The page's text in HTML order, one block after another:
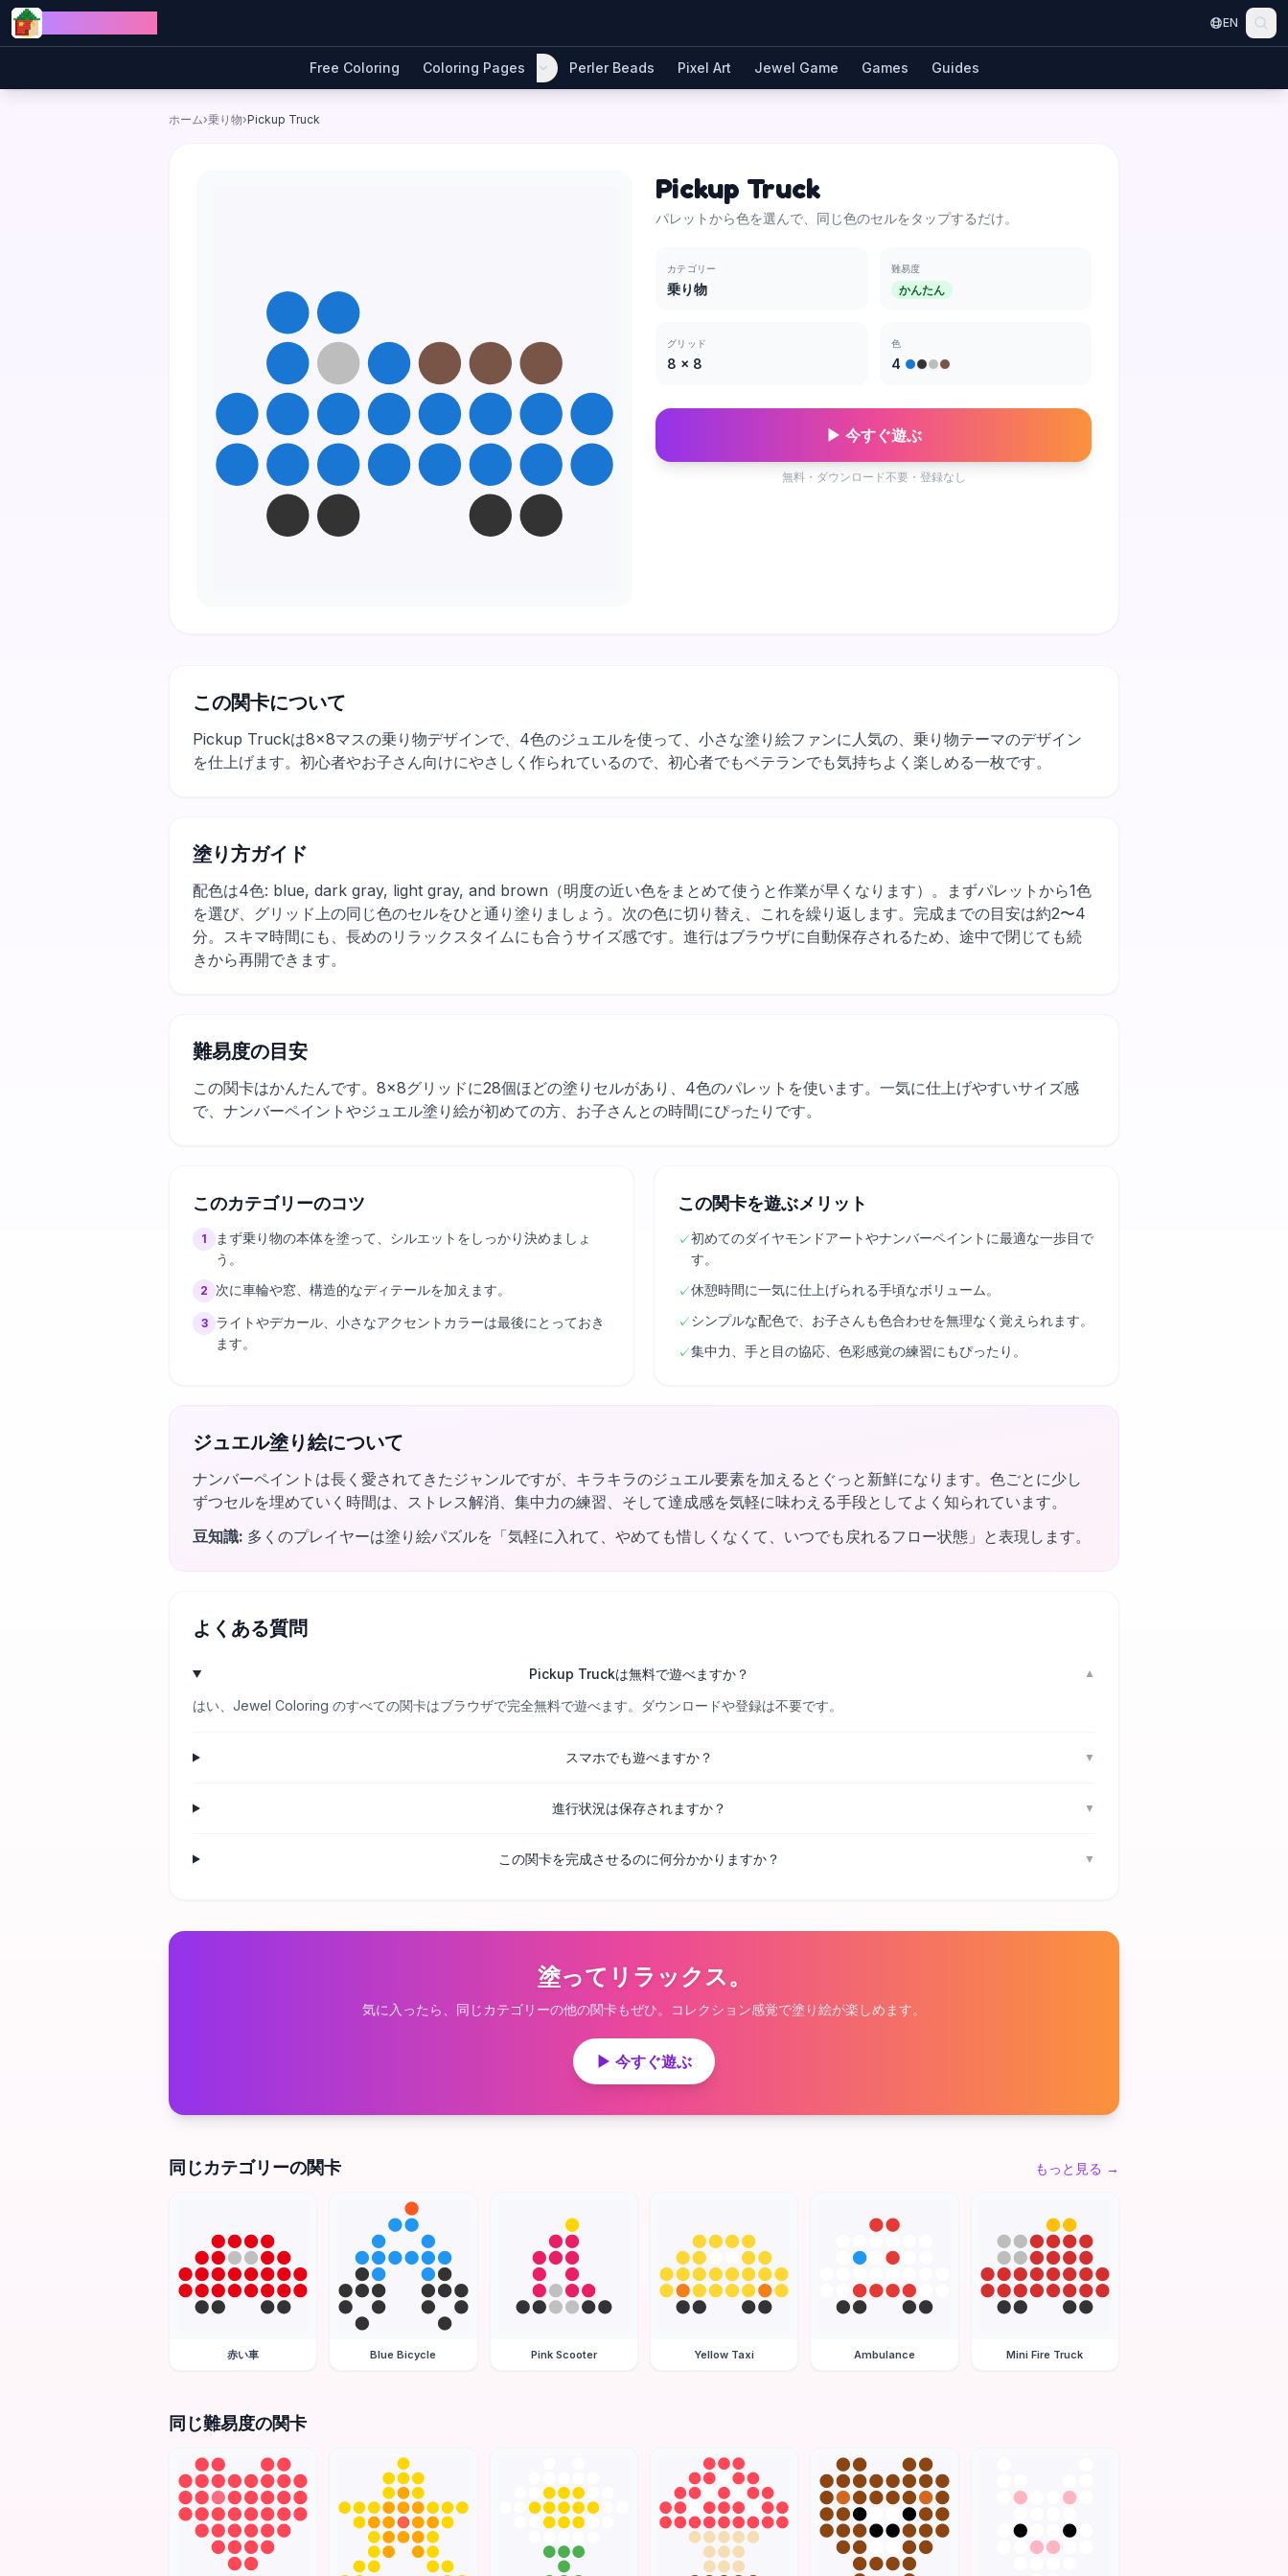
Skip to content
EN
Free Coloring Coloring Pages Perler Beads Pixel Art Jewel Game Games Guides
ホーム›乗り物›Pickup Truck
Pickup Truck
パレットから色を選んで、同じ色のセルをタップするだけ。
カテゴリー
乗り物
難易度
かんたん
グリッド
8 × 8
色
4
▶ 今すぐ遊ぶ
無料・ダウンロード不要・登録なし
この関卡について
Pickup Truckは8×8マスの乗り物デザインで、4色のジュエルを使って、小さな塗り絵ファンに人気の、乗り物テーマのデザイン
を仕上げます。初心者やお子さん向けにやさしく作られているので、初心者でもベテランでも気持ちよく楽しめる一枚です。
塗り方ガイド
配色は4色: blue, dark gray, light gray, and brown（明度の近い色をまとめて使うと作業が早くなります）。まずパレットから1色
を選び、グリッド上の同じ色のセルをひと通り塗りましょう。次の色に切り替え、これを繰り返します。完成までの目安は約2〜4
分。スキマ時間にも、長めのリラックスタイムにも合うサイズ感です。進行はブラウザに自動保存されるため、途中で閉じても続
きから再開できます。
難易度の目安
この関卡はかんたんです。8×8グリッドに28個ほどの塗りセルがあり、4色のパレットを使います。一気に仕上げやすいサイズ感
で、ナンバーペイントやジュエル塗り絵が初めての方、お子さんとの時間にぴったりです。
このカテゴリーのコツ
1
まず乗り物の本体を塗って、シルエットをしっかり決めましょ
う。
2 次に車輪や窓、構造的なディテールを加えます。
3
ライトやデカール、小さなアクセントカラーは最後にとっておき
ます。
この関卡を遊ぶメリット
✓初めてのダイヤモンドアートやナンバーペイントに最適な一歩目で
す。
✓休憩時間に一気に仕上げられる手頃なボリューム。
✓シンプルな配色で、お子さんも色合わせを無理なく覚えられます。
✓集中力、手と目の協応、色彩感覚の練習にもぴったり。
ジュエル塗り絵について
ナンバーペイントは長く愛されてきたジャンルですが、キラキラのジュエル要素を加えるとぐっと新鮮になります。色ごとに少し
ずつセルを埋めていく時間は、ストレス解消、集中力の練習、そして達成感を気軽に味わえる手段としてよく知られています。
豆知識: 多くのプレイヤーは塗り絵パズルを「気軽に入れて、やめても惜しくなくて、いつでも戻れるフロー状態」と表現します。
よくある質問
Pickup Truckは無料で遊べますか？ ▼
はい、Jewel Coloring のすべての関卡はブラウザで完全無料で遊べます。ダウンロードや登録は不要です。
スマホでも遊べますか？ ▼
進行状況は保存されますか？ ▼
この関卡を完成させるのに何分かかりますか？ ▼
塗ってリラックス。
気に入ったら、同じカテゴリーの他の関卡もぜひ。コレクション感覚で塗り絵が楽しめます。
▶ 今すぐ遊ぶ
同じカテゴリーの関卡 もっと見る →
赤い車 Blue Bicycle Pink Scooter Yellow Taxi Ambulance Mini Fire Truck
同じ難易度の関卡